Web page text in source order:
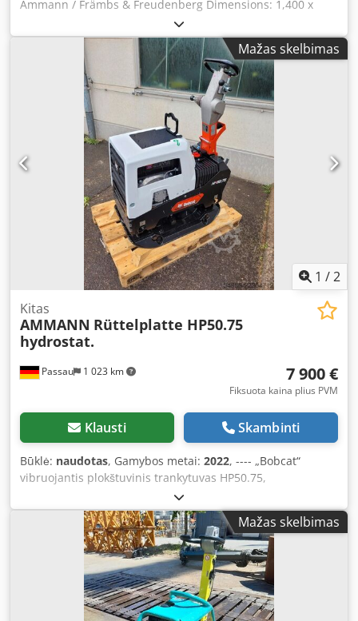
Ammann / Främbs & Freudenberg Dimensions: 1,400 x
3,000 mm Dcodjg Snutopfx Akljk Included: – Drive unit –
Cardan shafts – Spring elements The screening machine
has been overhauled, sandblasted, and painted.Mažas skelbimas
1 /2
Passau 1 023 km
Kitas
AMMANN Rüttelplatte HP50.75
hydrostat.
7 900 €
Fiksuota kaina plius PVM
Klausti Skambinti
Būklė: naudotas, Gamybos metai: 2022, ---- „Bobcat“
vibruojantis plokštuvinis trankytuvas HP50.75,
hidrostatinis. Mašinos svoris: 350 kg Pagrindo plokštės
ilgis: 450 mm Mašinos ilgis: 900 mm Mašinos ilgis su
rankena: 1600 mm Mašinos aukštis: 820 mm Rankenos
aukštis (darbo režimas): 1000 mm Rankenos aukštis
(transportavimo režimas): 1500 mm Mašinos plotis:
450/600/750 mm Variklis: Hatz Supra 1D50S Kuras:
dyzelinas Variklio galia, aps./min.: 7 kW esant 3200
aps./min. Maksimalus vibracijos dažnis: 70 Hz Djdpjzkz
Mažas skelbimas